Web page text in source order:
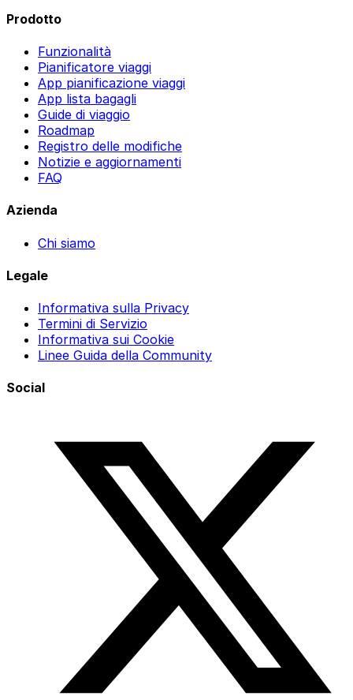
Prodotto
Funzionalità
Pianificatore viaggi
App pianificazione viaggi
App lista bagagli
Guide di viaggio
Roadmap
Registro delle modifiche
Notizie e aggiornamenti
FAQ
Azienda
Chi siamo
Legale
Informativa sulla Privacy
Termini di Servizio
Informativa sui Cookie
Linee Guida della Community
Social